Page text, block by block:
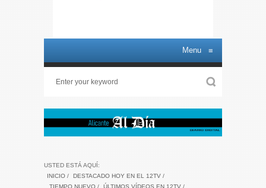
Menu ≡
USTED ESTÁ AQUÍ:
INICIO / DESTACADO HOY EN EL 12TV /
TIEMPO NUEVO / ÚLTIMOS VÍDEOS EN 12TV /